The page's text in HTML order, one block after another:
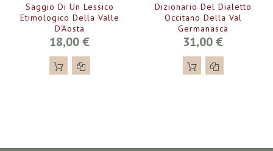
Saggio Di Un Lessico
Etimologico Della Valle
D’Aosta
18,00 €
Dizionario Del Dialetto
Occitano Della Val
Germanasca
31,00 €